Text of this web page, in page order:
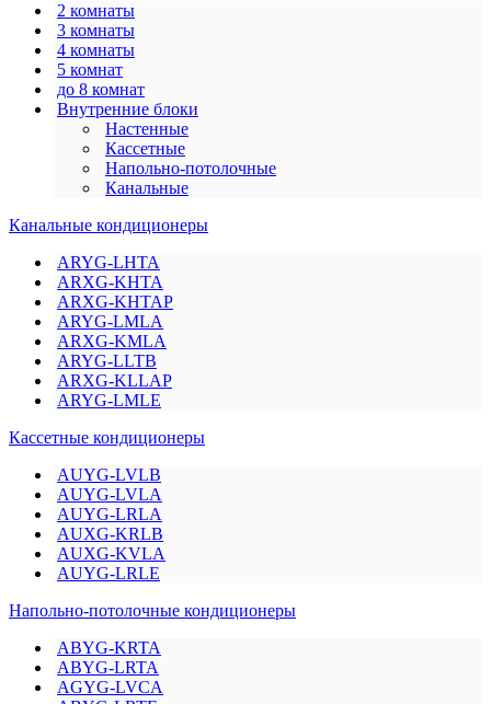
2 комнаты
3 комнаты
4 комнаты
5 комнат
до 8 комнат
Внутренние блоки
Настенные
Кассетные
Напольно-потолочные
Канальные
Канальные кондиционеры
ARYG-LHTA
ARXG-KHTA
ARXG-KHTAP
ARYG-LMLA
ARXG-KMLA
ARYG-LLTB
ARXG-KLLAP
ARYG-LMLE
Кассетные кондиционеры
AUYG-LVLB
AUYG-LVLA
AUYG-LRLA
AUXG-KRLB
AUXG-KVLA
AUYG-LRLE
Напольно-потолочные кондиционеры
ABYG-KRTA
ABYG-LRTA
AGYG-LVCA